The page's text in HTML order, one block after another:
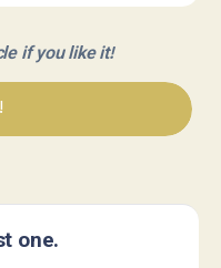
if you like it!
one.